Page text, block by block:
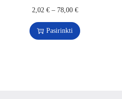
2,02 €– 78,00 €
Pasirinkti